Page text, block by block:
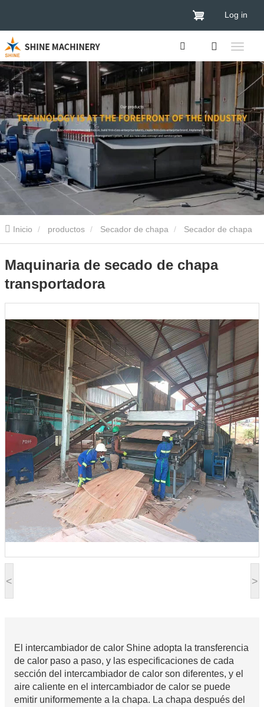
Log in
Inicio productos Secador de chapa Secador de chapa
de madera Maquinaria de secado de chapa transportadora
< >
Maquinaria de secado de chapa
transportadora
El intercambiador de calor Shine adopta la transferencia
de calor paso a paso, y las especificaciones de cada
sección del intercambiador de calor son diferentes, y el
aire caliente en el intercambiador de calor se puede
emitir uniformemente a la chapa. La chapa después del